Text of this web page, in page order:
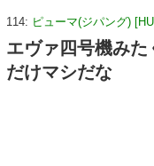
114: ピューマ(ジパング)
エヴァ四号機み
だけマシだな